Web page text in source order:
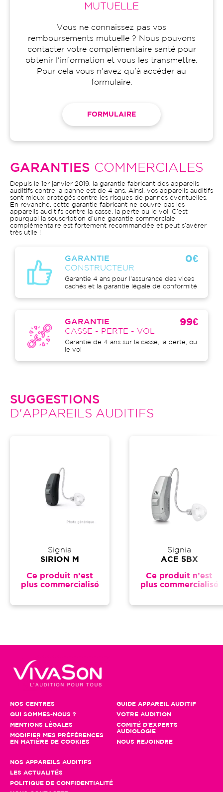
MUTUELLE
Vous ne connaissez pas vos
remboursements mutuelle ? Nous pouvons
contacter votre complémentaire santé pour
obtenir l'information et vous les transmettre.
Pour cela vous n'avez qu'à accéder au
formulaire.
FORMULAIRE
GARANTIES COMMERCIALES
Depuis le 1er janvier 2019, la garantie fabricant des appareils
auditifs contre la panne est de 4 ans. Ainsi, vos appareils auditifs
sont mieux protégés contre les risques de pannes éventuelles.
En revanche, cette garantie fabricant ne couvre pas les
appareils auditifs contre la casse, la perte ou le vol. C’est
pourquoi la souscription d’une garantie commerciale
complémentaire est fortement recommandée et peut s’avérer
très utile !
GARANTIE
CONSTRUCTEUR
0€
Garantie 4 ans pour l'assurance des vices
cachés et la garantie légale de conformité
GARANTIE
CASSE - PERTE - VOL
99€
Garantie de 4 ans sur la casse, la perte, ou
le vol
SUGGESTIONS
D'APPAREILS AUDITIFS
Signia
SIRION M
Ce produit n’est
plus commercialisé
Signia
ACE 5BX
Ce produit n’est
plus commercialisé
NOS CENTRES
QUI SOMMES-NOUS ?
MENTIONS LÉGALES
MODIFIER MES PRÉFÉRENCES
EN MATIÈRE DE COOKIES
GUIDE APPAREIL AUDITIF
VOTRE AUDITION
COMITÉ D'EXPERTS
AUDIOLOGIE
NOUS REJOINDRE
NOS APPAREILS AUDITIFS
LES ACTUALITÉS
POLITIQUE DE CONFIDENTIALITÉ